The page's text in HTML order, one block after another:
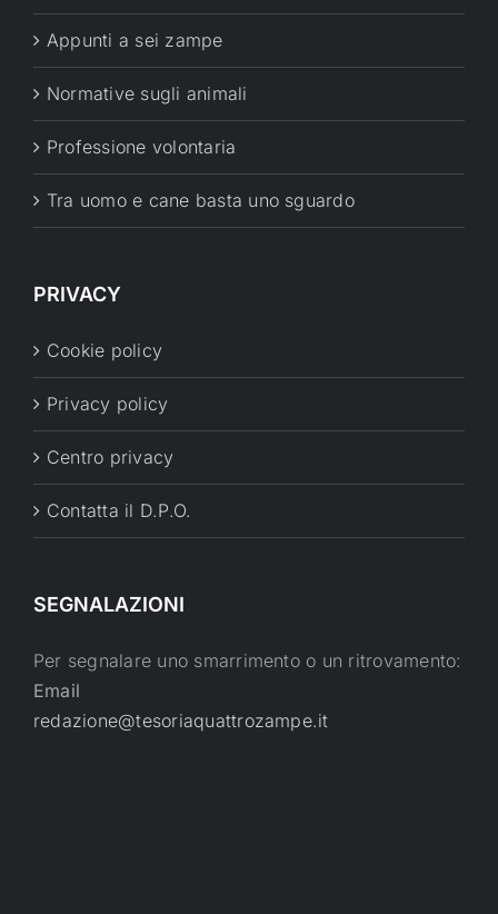
Appunti a sei zampe
Normative sugli animali
Professione volontaria
Tra uomo e cane basta uno sguardo
PRIVACY
Cookie policy
Privacy policy
Centro privacy
Contatta il D.P.O.
SEGNALAZIONI
Per segnalare uno smarrimento o un ritrovamento:
Email
redazione@tesoriaquattrozampe.it